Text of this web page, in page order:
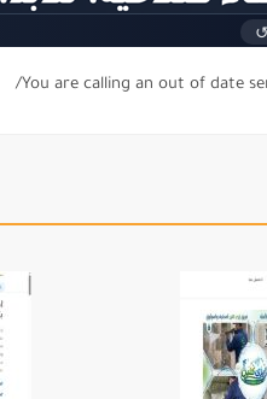
You are calling an out of date